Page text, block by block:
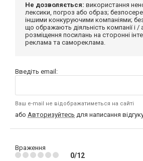
Не дозволяється: використання
лексики, погроз або образ;
іншими конкуруючими компаніями;
що ображають діяльність компанії і /
розміщення посилань на сторонні
реклама та самореклама.
Введіть email:
Ваш e-mail не відображатиметься на сайті
або Авторизуйтесь для написання
Враження
0/12